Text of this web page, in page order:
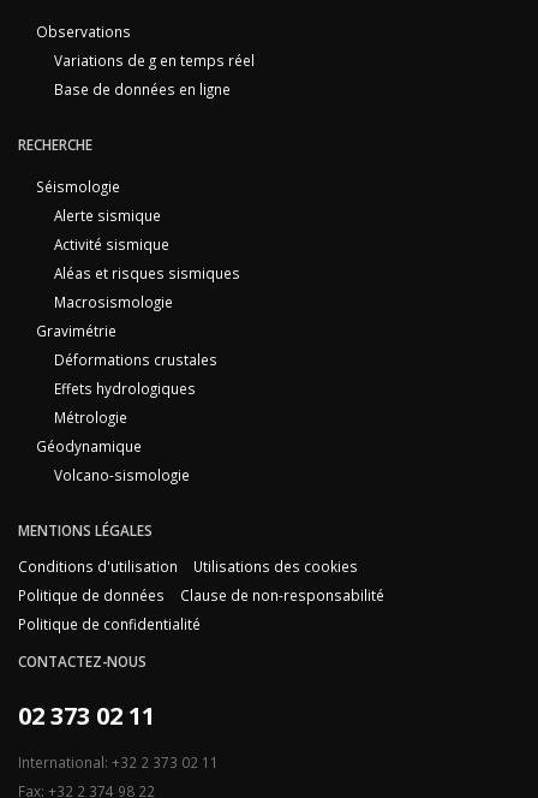
Observations
Variations de g en temps réel
Base de données en ligne
RECHERCHE
Séismologie
Alerte sismique
Activité sismique
Aléas et risques sismiques
Macrosismologie
Gravimétrie
Déformations crustales
Effets hydrologiques
Métrologie
Géodynamique
Volcano-sismologie
MENTIONS LÉGALES
Conditions d'utilisation
Utilisations des cookies
Politique de données
Clause de non-responsabilité
Politique de confidentialité
CONTACTEZ-NOUS
02 373 02 11
International: +32 2 373 02 11
Fax: +32 2 374 98 22